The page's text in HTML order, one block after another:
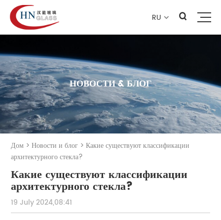
RU 
НОВОСТИ & БЛОГ
Дом > Новости и блог > Какие существуют классификации
архитектурного стекла?
Какие существуют классификации
архитектурного стекла?
19 July 2024,08:41